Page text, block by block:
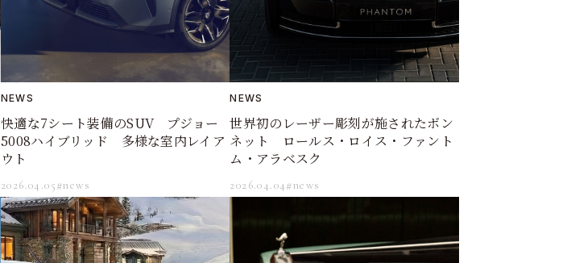
NEWS
快適な7シート装備のSUV プジョー
5008ハイブリッド 多様な室内レイア
ウト
2026.04.05#news
NEWS
世界初のレーザー彫刻が施されたボン
ネット ロールス・ロイス・ファント
ム・アラベスク
2026.04.04#news